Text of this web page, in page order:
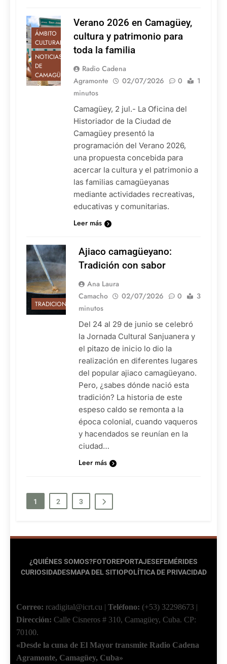
ÁMBITO
CULTURAL
NOTICIAS
DE
CAMAGÜEY
Verano 2026 en Camagüey,
cultura y patrimonio para
toda la familia
Radio Cadena
Agramonte
02/07/2026 0
1
minutos
Camagüey, 2 jul.- La Oficina del
Historiador de la Ciudad de
Camagüey presentó la
programación del Verano 2026,
una propuesta concebida para
acercar la cultura y el patrimonio a
las familias camagüeyanas
mediante actividades recreativas,
educativas y comunitarias.
Leer más
TRADICIONES
Ajiaco camagüeyano:
Tradición con sabor
Ana Laura
Camacho
02/07/2026 0
3
minutos
Del 24 al 29 de junio se celebró
la Jornada Cultural Sanjuanera y
el pitazo de inicio lo dio la
realización en diferentes lugares
del popular ajiaco camagüeyano.
Pero, ¿sabes dónde nació esta
tradición? La historia de este
espeso caldo se remonta a la
época colonial, cuando vaqueros
y hacendados se reunían en la
ciudad…
Leer más
1 2 3
¿QUIÉNES SOMOS?FOTOREPORTAJESEFEMÉRIDES
CURIOSIDADESMAPA DEL SITIOPOLÍTICA DE PRIVACIDAD
Correo: rcadigital@icrt.cu | Teléfono: (+53) 32298673 |
Dirección: Calle Cisneros # 310, Camagüey, Cuba. CP:
70100.
«Desde la cuna de El Mayor transmite Radio Cadena
Agramonte, Camagüey, Cuba»